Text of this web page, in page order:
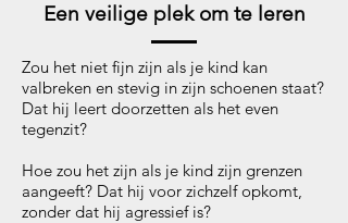
Een veilige plek om te leren
Zou het niet fijn zijn als je kind kan
valbreken en stevig in zijn schoenen staat?
Dat hij leert doorzetten als het even
tegenzit?
Hoe zou het zijn als je kind zijn grenzen
aangeeft? Dat hij voor zichzelf opkomt,
zonder dat hij agressief is?